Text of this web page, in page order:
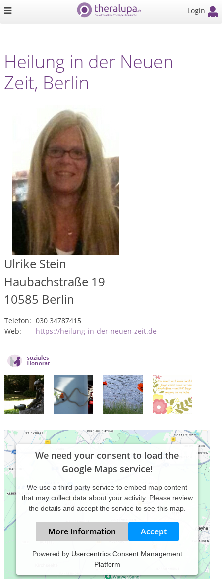
Login
Heilung in der Neuen
Zeit, Berlin
Ulrike Stein
Haubachstraße 19
10585 Berlin
Telefon: 030 34787415
Web:
https://heilung-in-der-neuen-zeit.de
We need your consent to load the
Google Maps service!
We use a third party service to embed map content
that may collect data about your activity. Please review
the details and accept the service to see this map.
More Information Accept
Powered by Usercentrics Consent Management
Platform
Heilbehandlungen in den Energien der Neuen Zeit